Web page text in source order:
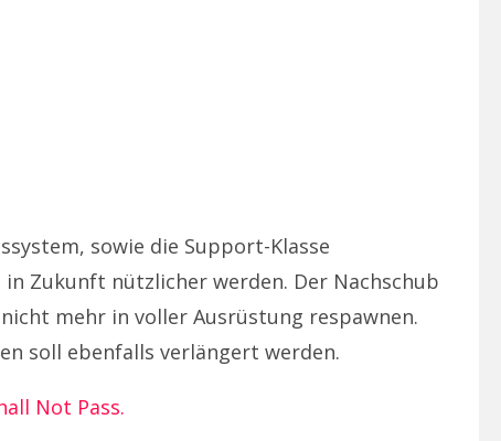
sowie die Support-Klasse
Zukunft nützlicher werden. Der Nachschub
mehr in voller Ausrüstung respawnen.
soll ebenfalls verlängert werden.
Not Pass.